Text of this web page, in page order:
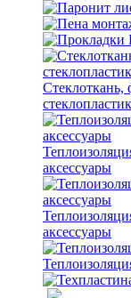
Стеклоткань,
стеклопластик
аксессуары
аксессуары